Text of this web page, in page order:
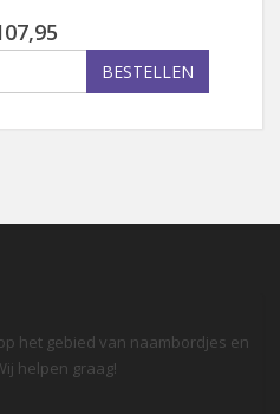
BESTELLEN
het gebied van naambordjes en
helpen graag!